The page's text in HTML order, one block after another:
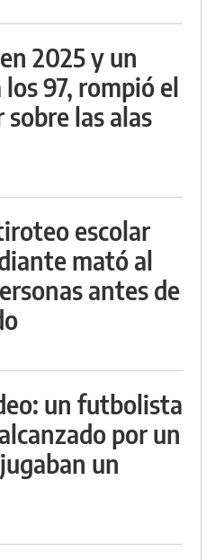
2025 y un
97, rompió el
las alas
escolar
mató al
antes de
un futbolista
por un
un